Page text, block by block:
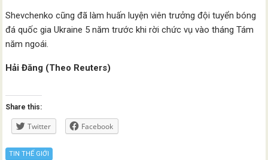
Shevchenko cũng đã làm huấn luyện viên trưởng đội tuyển bóng
đá quốc gia Ukraine 5 năm trước khi rời chức vụ vào tháng Tám
năm ngoái.
Hải Đăng (Theo Reuters)
Share this:
Twitter Facebook
TIN THẾ GIỚI